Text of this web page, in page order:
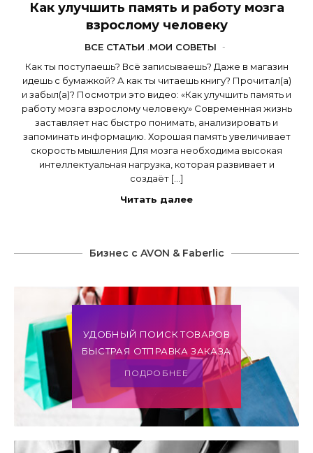
Как улучшить память и работу мозга
взрослому человеку
ВСЕ СТАТЬИ ,МОИ СОВЕТЫ -
Как ты поступаешь? Всё записываешь? Даже в магазин
идешь с бумажкой? А как ты читаешь книгу? Прочитал(а)
и забыл(а)? Посмотри это видео: «Как улучшить память и
работу мозга взрослому человеку» Современная жизнь
заставляет нас быстро понимать, анализировать и
запоминать информацию. Хорошая память увеличивает
скорость мышления Для мозга необходима высокая
интеллектуальная нагрузка, которая развивает и
создаёт […]
Читать далее
Бизнес с AVON & Faberlic
УДОБНЫЙ ПОИСК ТОВАРОВ
БЫСТРАЯ ОТПРАВКА ЗАКАЗА
ПОДРОБНЕЕ